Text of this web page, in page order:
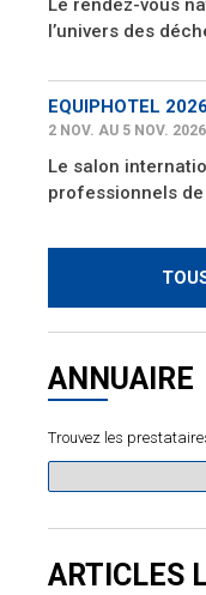
Le rendez-vous
l’univers des
EQUIPHOTEL 2026
2 NOV. AU 5 NOV. 2026
Le salon
professionnels de
ANNUAIRE
Trouvez les
ARTICLES